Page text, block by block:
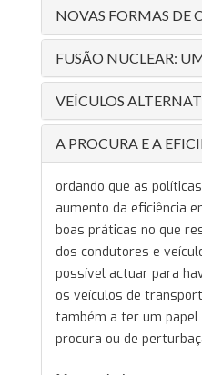
NOVAS FORMAS DE
FUSÃO NUCLEAR:
VEÍCULOS
A PROCURA E A
ordando que as
aumento da eficiência
boas práticas no que
dos condutores e
possível actuar para
os veículos de
também a ter um papel
procura ou de